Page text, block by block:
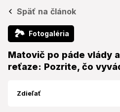
Späť na článok
🏞 Fotogaléria
Matovič po páde vlády
reťaze: Pozrite, čo
Zdieľať